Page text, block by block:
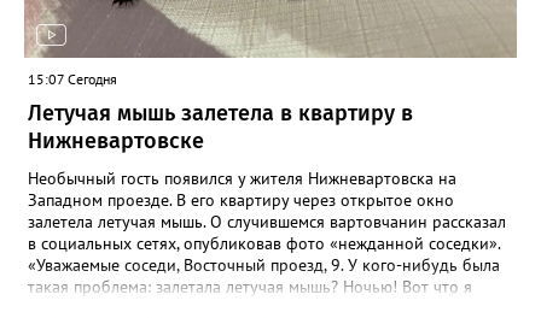
15:07 Сегодня
Летучая мышь залетела в квартиру в
Нижневартовске
Необычный гость появился у жителя Нижневартовска на
Западном проезде. В его квартиру через открытое окно
залетела летучая мышь. О случившемся вартовчанин рассказал
в социальных сетях, опубликовав фото «нежданной соседки».
«Уважаемые соседи, Восточный проезд, 9. У кого-нибудь была
такая проблема: залетала летучая мышь? Ночью! Вот что я